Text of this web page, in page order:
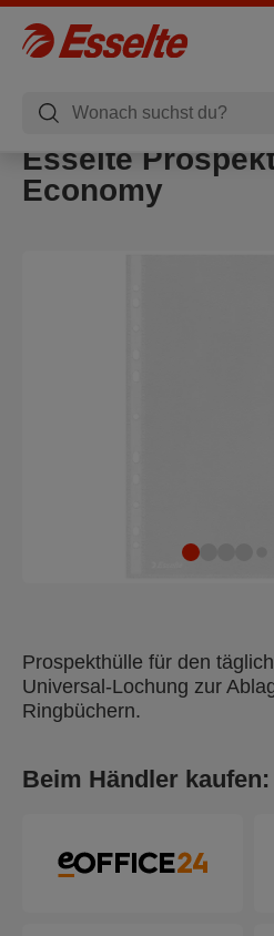
Esselte
Economy
Prospekthülle für den
Universal-Lochung zur
Ringbüchern.
Beim Händler kaufen: